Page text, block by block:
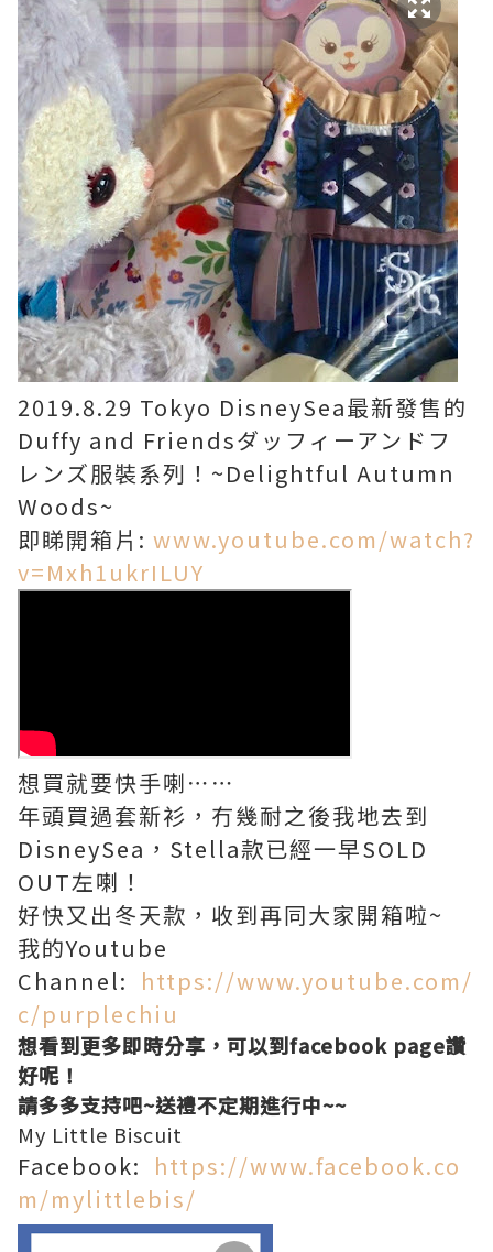
2019.8.29 Tokyo DisneySea最新發售的
Duffy and Friendsダッフィーアンドフ
レンズ服裝系列！~Delightful Autumn
Woods~
即睇開箱片: www.youtube.com/watch?
v=Mxh1ukrILUY
想買就要快手喇⋯⋯
年頭買過套新衫，冇幾耐之後我地去到
DisneySea，Stella款已經一早SOLD
OUT左喇！
好快又出冬天款，收到再同大家開箱啦~
我的Youtube
Channel: https://www.youtube.com/
c/purplechiu
想看到更多即時分享，可以到facebook page讚
好呢！
請多多支持吧~送禮不定期進行中~~
My Little Biscuit
Facebook: https://www.facebook.co
m/mylittlebis/